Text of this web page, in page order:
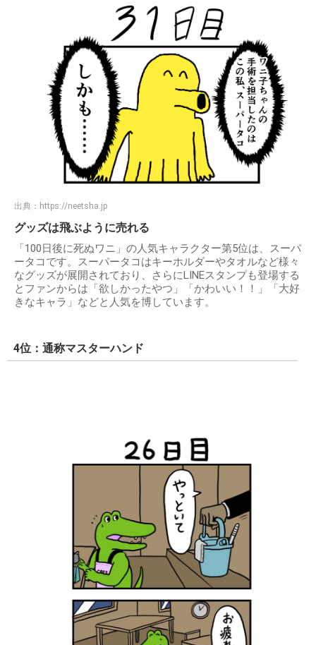
出典： https://neetsha.jp
グッズは飛ぶように売れる
「100日後に死ぬワニ」の人気キャラクター第5位は、スーパ
ータコです。スーパータコはキーホルダーやタオルなど様々
なグッズが展開されており、さらにLINEスタンプも登場する
とファンからは「欲しかったやつ」「かわいい！！」「大好
きなキャラ」などと人気を博しています。
4位：通称マスターハンド